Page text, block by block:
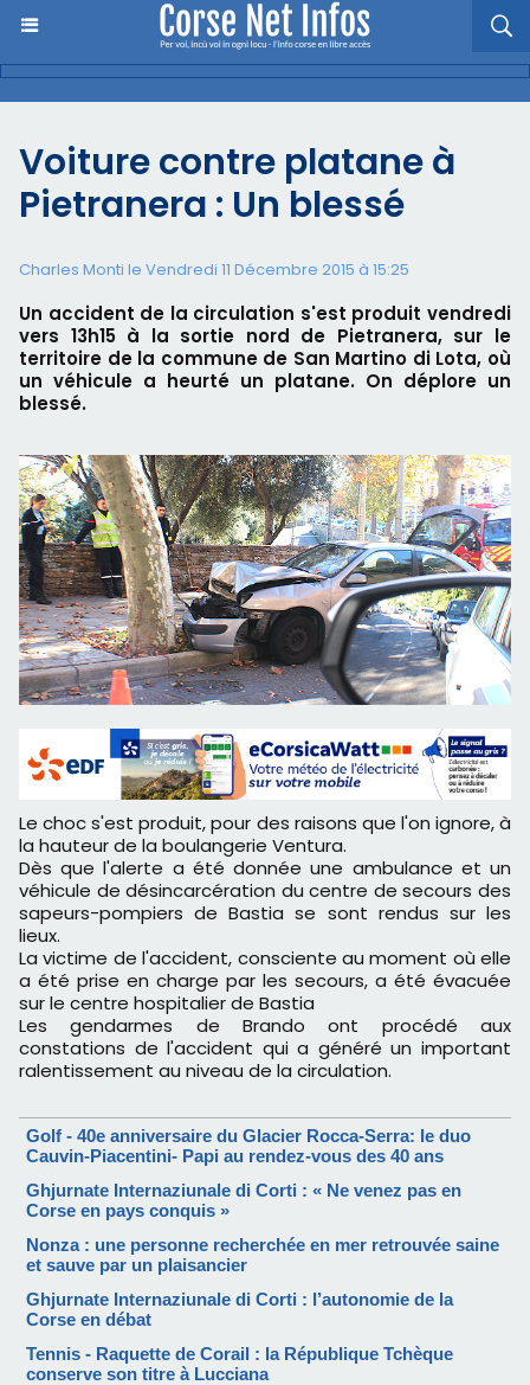
Voiture contre platane à
Pietranera : Un blessé
Charles Monti le Vendredi 11 Décembre 2015 à 15:25
Un accident de la circulation s'est produit vendredi
vers 13h15 à la sortie nord de Pietranera, sur le
territoire de la commune de San Martino di Lota, où
un véhicule a heurté un platane. On déplore un
blessé.
Le choc s'est produit, pour des raisons que l'on ignore, à
la hauteur de la boulangerie Ventura.
Dès que l'alerte a été donnée une ambulance et un
véhicule de désincarcération du centre de secours des
sapeurs-pompiers de Bastia se sont rendus sur les
lieux.
La victime de l'accident, consciente au moment où elle
a été prise en charge par les secours, a été évacuée
sur le centre hospitalier de Bastia
Les gendarmes de Brando ont procédé aux
constations de l'accident qui a généré un important
ralentissement au niveau de la circulation.
Golf - 40e anniversaire du Glacier Rocca-Serra: le duo
Cauvin-Piacentini- Papi au rendez-vous des 40 ans
Ghjurnate Internaziunale di Corti : « Ne venez pas en
Corse en pays conquis »
Nonza : une personne recherchée en mer retrouvée saine
et sauve par un plaisancier
Ghjurnate Internaziunale di Corti : l’autonomie de la
Corse en débat
Tennis - Raquette de Corail : la République Tchèque
conserve son titre à Lucciana